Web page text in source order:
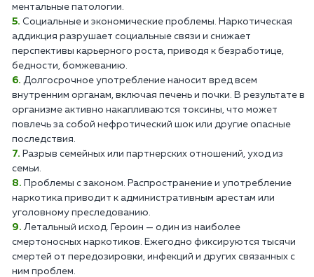
ментальные патологии.
Социальные и экономические проблемы. Наркотическая
аддикция разрушает социальные связи и снижает
перспективы карьерного роста, приводя к безработице,
бедности, бомжеванию.
Долгосрочное употребление наносит вред всем
внутренним органам, включая печень и почки. В результате в
организме активно накапливаются токсины, что может
повлечь за собой нефротический шок или другие опасные
последствия.
Разрыв семейных или партнерских отношений, уход из
семьи.
Проблемы с законом. Распространение и употребление
наркотика приводит к административным арестам или
уголовному преследованию.
Летальный исход. Героин — один из наиболее
смертоносных наркотиков. Ежегодно фиксируются тысячи
смертей от передозировки, инфекций и других связанных с
ним проблем.